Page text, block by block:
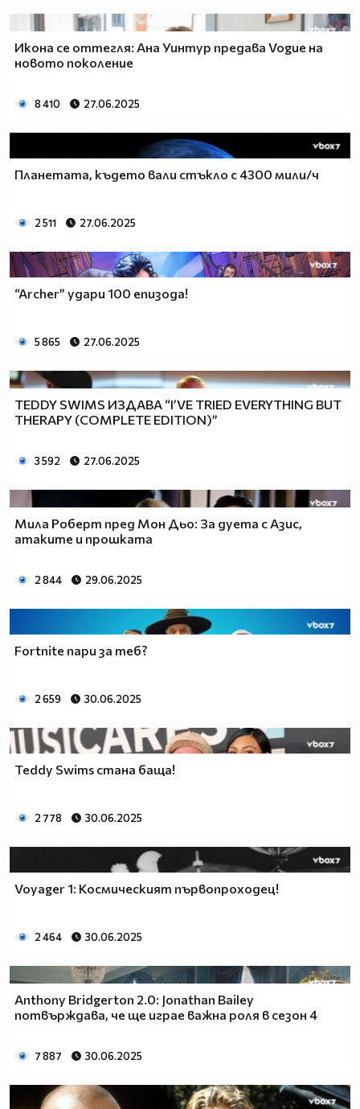
Икона се оттегля: Ана Уинтур предава Vogue на
новото поколение
8 410 27.06.2025
Планетата, където вали стъкло с 4300 мили/ч
2 511 27.06.2025
“Archer” удари 100 епизода!
5 865 27.06.2025
TEDDY SWIMS ИЗДАВА “I’VE TRIED EVERYTHING BUT
THERAPY (COMPLETE EDITION)”
3 592 27.06.2025
Мила Роберт пред Мон Дьо: За дуета с Азис,
атаките и прошката
2 844 29.06.2025
Fortnite пари за теб?
2 659 30.06.2025
Teddy Swims станa баща!
2 778 30.06.2025
Voyager 1: Космическият първопроходец!
2 464 30.06.2025
Anthony Bridgerton 2.0: Jonathan Bailey
потвърждава, че ще играе важна роля в сезон 4
7 887 30.06.2025